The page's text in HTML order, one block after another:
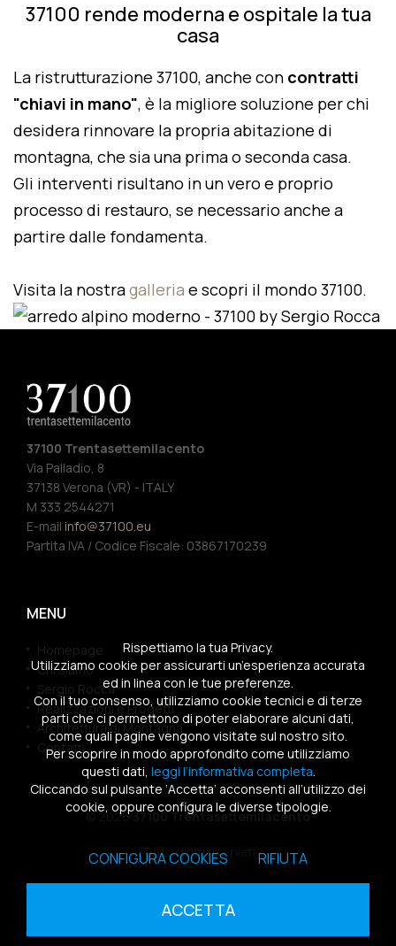
37100 rende moderna e ospitale la tua
casa
La ristrutturazione 37100, anche con contratti
"chiavi in mano", è la migliore soluzione per chi
desidera rinnovare la propria abitazione di
montagna, che sia una prima o seconda casa.
Gli interventi risultano in un vero e proprio
processo di restauro, se necessario anche a
partire dalle fondamenta.
Visita la nostragalleria e scopri il mondo 37100.
37100 Trentasettemilacento
Via Palladio, 8
37138 Verona (VR) - ITALY
M 333 2544271
E-mail info@37100.eu
Partita IVA / Codice Fiscale: 03867170239
MENU
Homepage
Chi siamo
Sergio Rocca
Realizzazioni e Progetti
Architettura di Montagna
Contatti
© 202637100 Trentasettemilacento
Tutti i diritti riservati
Sitemap|Privacy Policy|Cookies Policy
Rispettiamo la tua Privacy.
Utilizziamo cookie per assicurarti un’esperienza accurata
ed in linea con le tue preferenze.
Con il tuo consenso, utilizziamo cookie tecnici e di terze
parti che ci permettono di poter elaborare alcuni dati,
come quali pagine vengono visitate sul nostro sito.
Per scoprire in modo approfondito come utilizziamo
questi dati, leggi l’informativa completa.
Cliccando sul pulsante ‘Accetta’ acconsenti all’utilizzo dei
cookie, oppure configura le diverse tipologie.
CONFIGURA COOKIES RIFIUTA
ACCETTA